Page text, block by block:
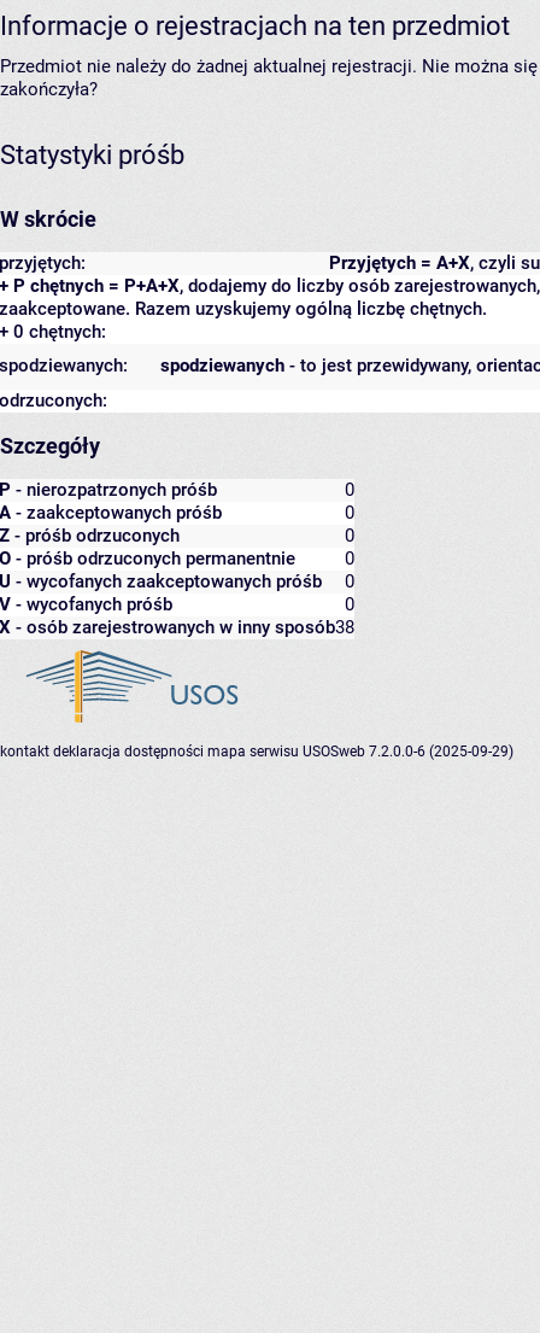
Informacje o rejestracjach na ten przedmiot
Przedmiot nie należy do żadnej aktualnej rejestracji. Nie można
zakończyła?
Statystyki próśb
W skrócie
Przyjętych = A+X, czyli
przyjętych:
+ P chętnych = P+A+X, dodajemy do liczby osób
zaakceptowane. Razem uzyskujemy ogólną liczbę chętnych.
+ 0 chętnych:
spodziewanych - to jest przewidywany,
spodziewanych:
odrzuconych:
Szczegóły
P - nierozpatrzonych próśb
0
A - zaakceptowanych próśb
0
Z - próśb odrzuconych
0
O - próśb odrzuconych permanentnie
0
U - wycofanych zaakceptowanych próśb
0
V - wycofanych próśb
0
X - osób zarejestrowanych w inny sposób38
kontakt deklaracja dostępności mapa serwisu USOSweb 7.2.0.0-6 (2025-09-29)